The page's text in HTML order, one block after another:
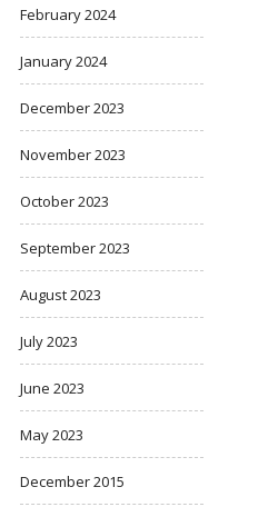
February 2024
January 2024
December 2023
November 2023
October 2023
September 2023
August 2023
July 2023
June 2023
May 2023
December 2015